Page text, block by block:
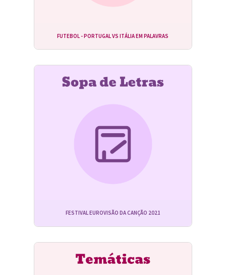
FUTEBOL - PORTUGAL VS ITÁLIA EM PALAVRAS
FESTIVAL EUROVISÃO DA CANÇÃO 2021